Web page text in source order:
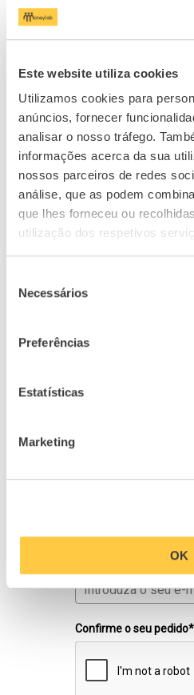
Este website utiliza cookies
Utilizamos cookies para
anúncios, fornecer
analisar o nosso tráfego.
informações acerca da sua
nossos parceiros de redes
análise, que as podem
que lhes forneceu ou
utilização dos respetivos
Necessários
Preferências
Estatísticas
Marketing
OK
Subscreva a
Receba toda a
pessoais
Confirme o seu pedido*